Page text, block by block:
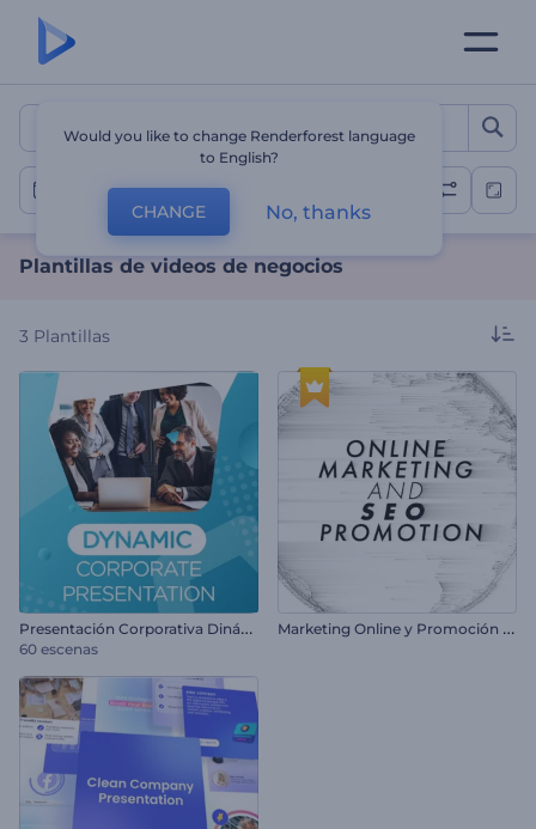
Plantillas de videos de
Videos de negocios
Plantillas de videos de negocios
3 Plantillas
P
resentación Corporativa Dinámica
60 escenas
M
arketing Online y Promoción SEO
Would you like to change Renderforest language
to English?
CHANGE No, thanks